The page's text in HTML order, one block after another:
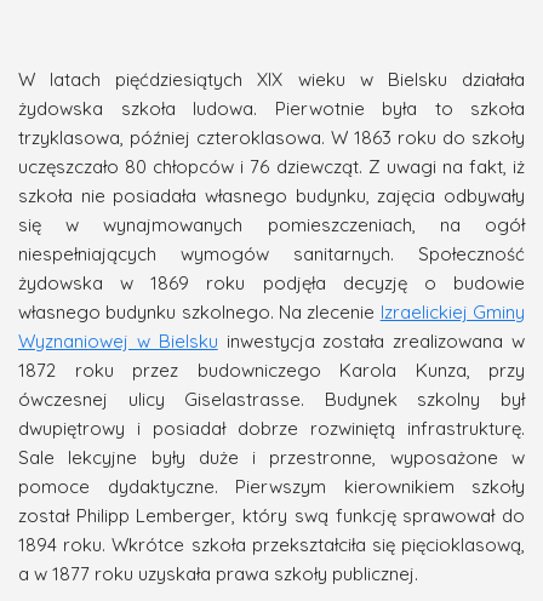
W latach pięćdziesiątych XIX wieku w Bielsku działała
żydowska szkoła ludowa. Pierwotnie była to szkoła
trzyklasowa, później czteroklasowa. W 1863 roku do szkoły
uczęszczało 80 chłopców i 76 dziewcząt. Z uwagi na fakt, iż
szkoła nie posiadała własnego budynku, zajęcia odbywały
się w wynajmowanych pomieszczeniach, na ogół
niespełniających wymogów sanitarnych. Społeczność
żydowska w 1869 roku podjęła decyzję o budowie
własnego budynku szkolnego. Na zlecenie Izraelickiej Gminy
Wyznaniowej w Bielsku inwestycja została zrealizowana w
1872 roku przez budowniczego Karola Kunza, przy
ówczesnej ulicy Giselastrasse. Budynek szkolny był
dwupiętrowy i posiadał dobrze rozwiniętą infrastrukturę.
Sale lekcyjne były duże i przestronne, wyposażone w
pomoce dydaktyczne. Pierwszym kierownikiem szkoły
został Philipp Lemberger, który swą funkcję sprawował do
1894 roku. Wkrótce szkoła przekształciła się pięcioklasową,
a w 1877 roku uzyskała prawa szkoły publicznej.